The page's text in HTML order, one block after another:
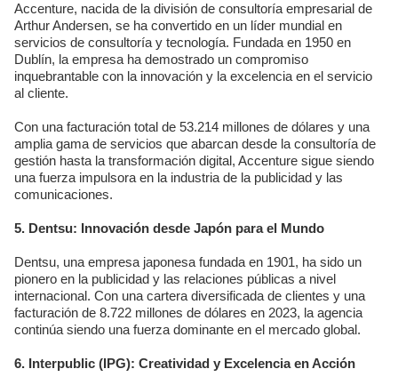
Accenture, nacida de la división de consultoría empresarial de
Arthur Andersen, se ha convertido en un líder mundial en
servicios de consultoría y tecnología. Fundada en 1950 en
Dublín, la empresa ha demostrado un compromiso
inquebrantable con la innovación y la excelencia en el servicio
al cliente.
Con una facturación total de 53.214 millones de dólares y una
amplia gama de servicios que abarcan desde la consultoría de
gestión hasta la transformación digital, Accenture sigue siendo
una fuerza impulsora en la industria de la publicidad y las
comunicaciones.
5. Dentsu: Innovación desde Japón para el Mundo
Dentsu, una empresa japonesa fundada en 1901, ha sido un
pionero en la publicidad y las relaciones públicas a nivel
internacional. Con una cartera diversificada de clientes y una
facturación de 8.722 millones de dólares en 2023, la agencia
continúa siendo una fuerza dominante en el mercado global.
6. Interpublic (IPG): Creatividad y Excelencia en Acción